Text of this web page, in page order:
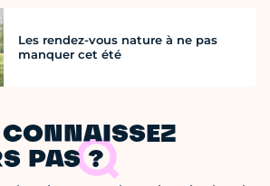
Les rendez-vous nature à ne pas
manquer cet été
PAS ?